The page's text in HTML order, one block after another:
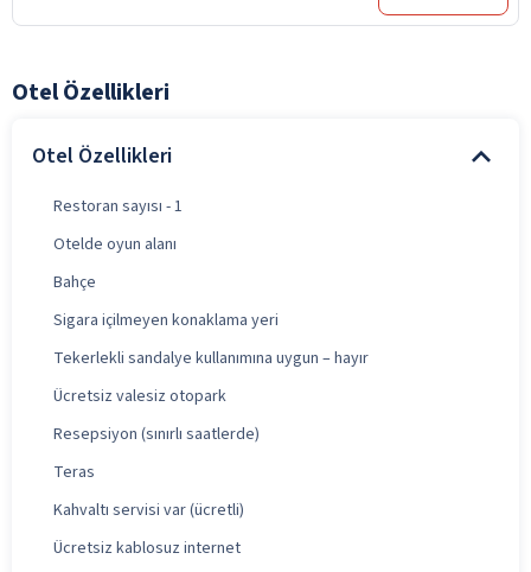
Otel Özellikleri
Otel Özellikleri
Restoran sayısı - 1
Otelde oyun alanı
Bahçe
Sigara içilmeyen konaklama yeri
Tekerlekli sandalye kullanımına uygun – hayır
Ücretsiz valesiz otopark
Resepsiyon (sınırlı saatlerde)
Teras
Kahvaltı servisi var (ücretli)
Ücretsiz kablosuz internet